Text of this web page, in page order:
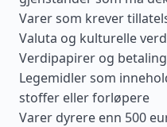
Varer som krever
Valuta og kulturelle
Verdipapirer og
Legemidler som
stoffer eller forløpere
Varer dyrere enn 500